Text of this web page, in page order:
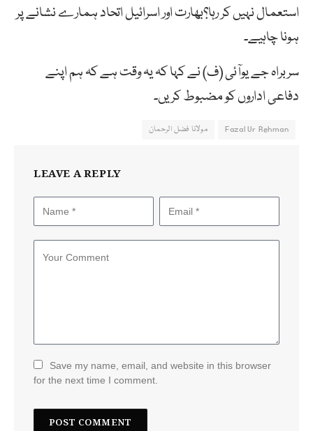
استعمال نہیں کر رہا؟بھارت اور اسرائیل اتحاد ہمارے نشانے پر
ہونا چاہیے۔
سربراہ جے یوآئی (ف) نے کہا کہ یہ وقت ہے کہ ہم اپنے
دفاعی اداروں کو مضبوط کریں۔
Fazal Ur Rehman مولانا فضل الرحمان
LEAVE A REPLY
Save my name, email, and website in this browser
for the next time I comment.